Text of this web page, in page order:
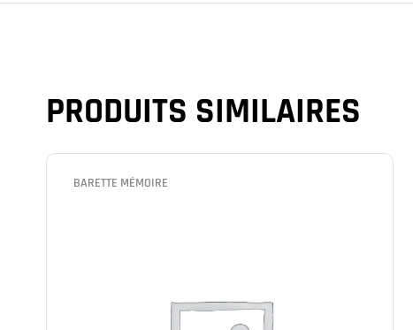
PRODUITS SIMILAIRES
BARETTE MÉMOIRE